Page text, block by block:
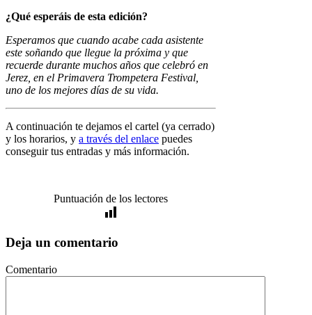
¿Qué esperáis de esta edición?
Esperamos que cuando acabe cada asistente
este soñando que llegue la próxima y que
recuerde durante muchos años que celebró en
Jerez, en el Primavera Trompetera Festival,
uno de los mejores días de su vida.
A continuación te dejamos el cartel (ya cerrado)
y los horarios, y a través del enlace puedes
conseguir tus entradas y más información.
Puntuación de los lectores
Deja un comentario
Comentario